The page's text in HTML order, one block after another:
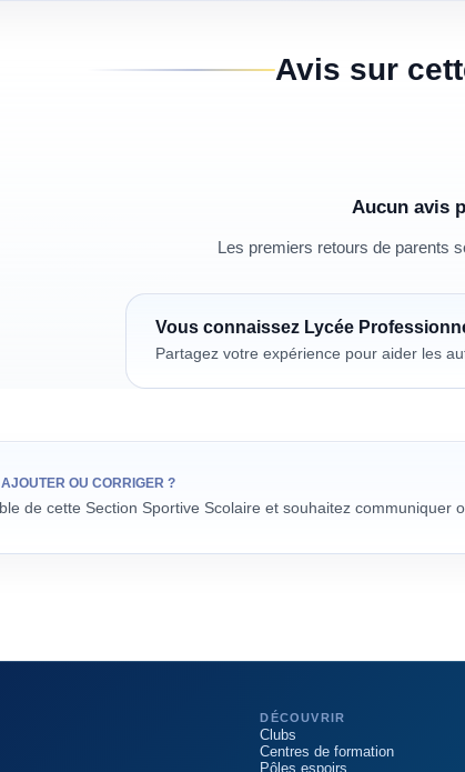
Avis sur
Aucun avis
Les premiers retours de parents
Vous connaissez Lycée
Partagez votre expérience pour aider les
OU CORRIGER ?
de cette Section Sportive Scolaire et souhaitez communiquer
DÉCOUVRIR
Clubs
Centres de formation
Pôles espoirs